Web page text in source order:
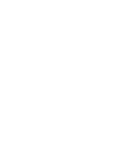
CHURG ET
CHUTE DE
CHUTE DE LA
CHUTE DE LA
CICATRICE